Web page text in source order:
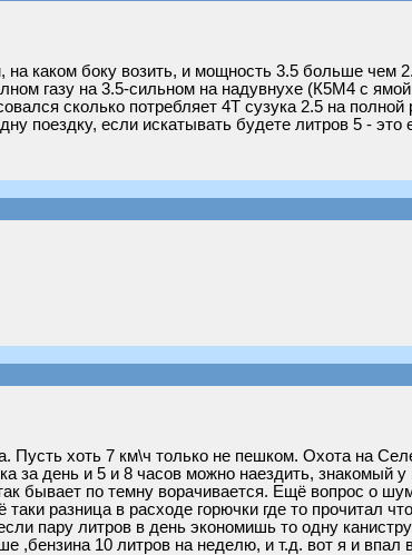
каком боку возить, и мощность 3.5 больше чем
газу на 3.5-сильном на надувнухе (К5М4 с
сколько потребляет 4Т сузука 2.5 на
поездку, если искатывать будете литров 5 -
Пусть хоть 7 км\ч только не пешком. Охота на
за день и 5 и 8 часов можно наездить, знакомый
бывает по темну ворачивается. Ещё вопрос о
разница в расходе горючки где то прочитал
пару литров в день экономишь то одну
,бензина 10 литров на неделю, и т.д. вот я и впал